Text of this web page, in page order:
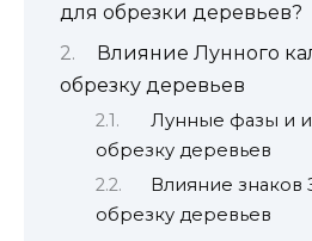
для обрезки деревьев?
Влияние Лунного
обрезку деревьев
Лунные фазы и
обрезку деревьев
Влияние знаков
обрезку деревьев